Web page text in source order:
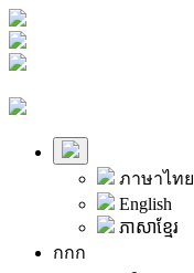
ภาษาไทย
English
ភាសាខ្មែរ
กกก